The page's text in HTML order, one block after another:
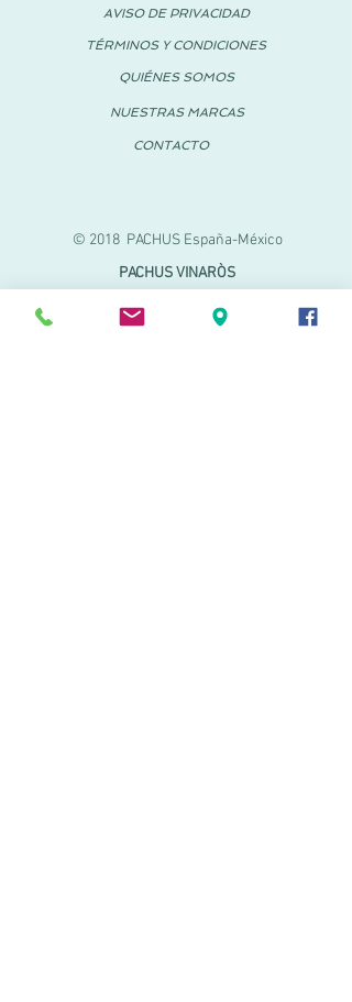
© 2018 PACHUS España-México
AVISO DE PRIVACIDAD
TÉRMINOS Y CONDICIONES
QUIÉNES SOMOS
NUESTRAS MARCAS
CONTACTO
PACHUS VINARÒS
Calle Mayor 27-29